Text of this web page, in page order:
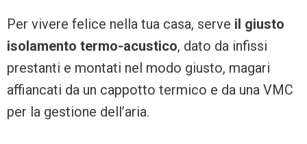
Per vivere felice nella tua casa, serve il giusto
isolamento termo-acustico, dato da infissi
prestanti e montati nel modo giusto, magari
affiancati da un cappotto termico e da una VMC
per la gestione dell’aria.